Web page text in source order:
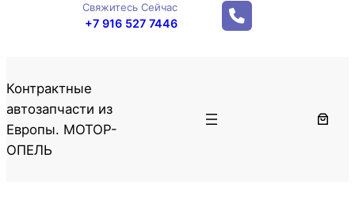
Свяжитесь Сейчас
+7 916 527 7446
Контрактные
автозапчасти из
Европы. МОТОР-
ОПЕЛЬ